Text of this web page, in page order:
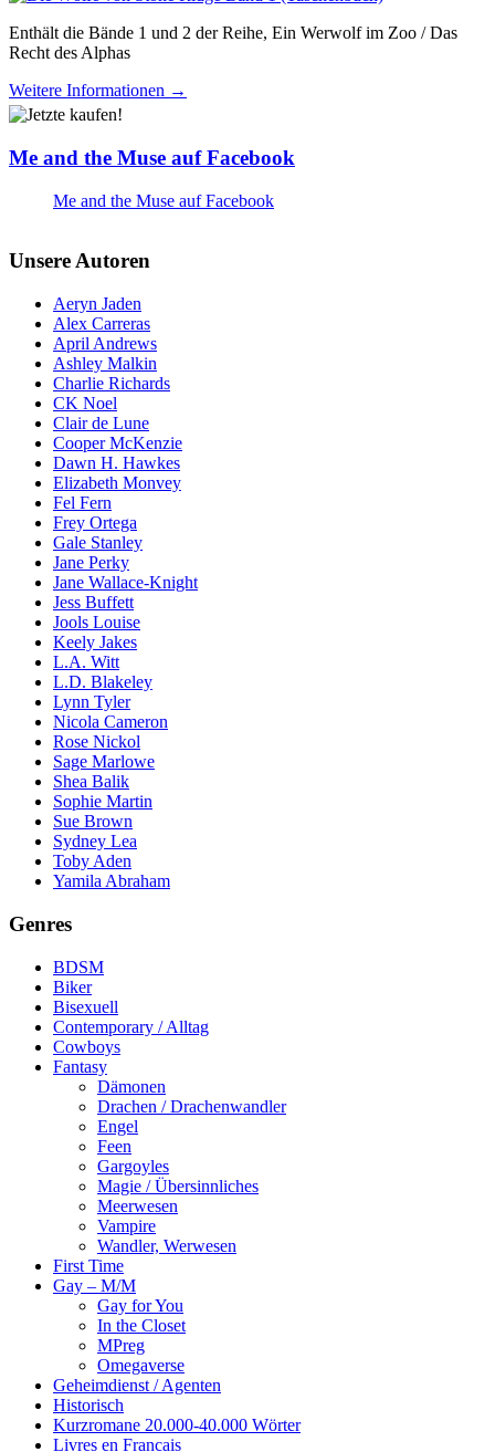
Enthält die Bände 1 und 2 der Reihe, Ein Werwolf im Zoo / Das
Recht des Alphas
Weitere Informationen →
Me and the Muse auf Facebook
Me and the Muse auf Facebook
Unsere Autoren
Aeryn Jaden
Alex Carreras
April Andrews
Ashley Malkin
Charlie Richards
CK Noel
Clair de Lune
Cooper McKenzie
Dawn H. Hawkes
Elizabeth Monvey
Fel Fern
Frey Ortega
Gale Stanley
Jane Perky
Jane Wallace-Knight
Jess Buffett
Jools Louise
Keely Jakes
L.A. Witt
L.D. Blakeley
Lynn Tyler
Nicola Cameron
Rose Nickol
Sage Marlowe
Shea Balik
Sophie Martin
Sue Brown
Sydney Lea
Toby Aden
Yamila Abraham
Genres
BDSM
Biker
Bisexuell
Contemporary / Alltag
Cowboys
Fantasy
Dämonen
Drachen / Drachenwandler
Engel
Feen
Gargoyles
Magie / Übersinnliches
Meerwesen
Vampire
Wandler, Werwesen
First Time
Gay – M/M
Gay for You
In the Closet
MPreg
Omegaverse
Geheimdienst / Agenten
Historisch
Kurzromane 20.000-40.000 Wörter
Livres en Francais